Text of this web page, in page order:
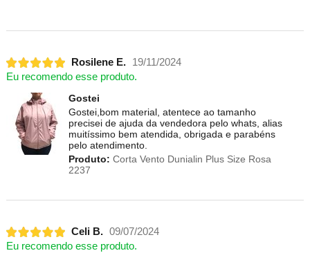
Rosilene E.
19/11/2024
Eu recomendo esse produto.
Gostei
Gostei,bom material, atentece ao tamanho
precisei de ajuda da vendedora pelo whats, alias
muitíssimo bem atendida, obrigada e parabéns
pelo atendimento.
Produto: Corta Vento Dunialin Plus Size Rosa
2237
Celi B. 09/07/2024
Eu recomendo esse produto.